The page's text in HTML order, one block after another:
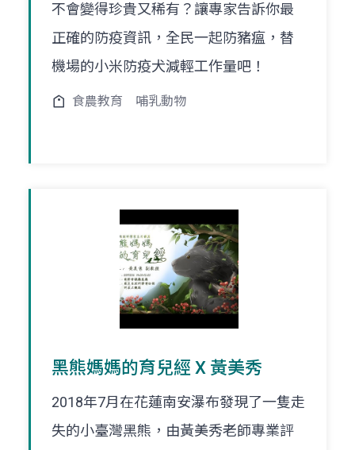
不會變得珍貴又稀有？讓專家告訴你最
正確的防疫資訊，全民一起防豬瘟，替
機場的小米防疫犬減輕工作量吧！
食農教育 哺乳動物
黑熊媽媽的育兒經 X 黃美秀
2018年7月在花蓮南安瀑布發現了一隻走
失的小臺灣黑熊，由黃美秀老師專業評